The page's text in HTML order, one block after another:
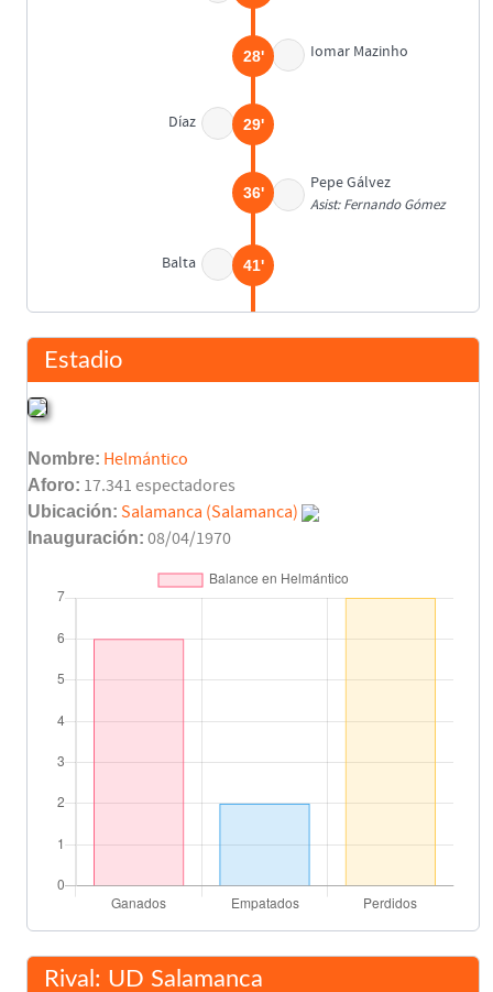
Iomar Mazinho
28'
Díaz 29'
Pepe Gálvez
Asist: Fernando Gómez
36'
Balta 41'
42'
Medina
Villafañé
Carlos
76'
Lubo Penev
Balta
Final del partido 90'
Estadio
Nombre: Helmántico
Aforo: 17.341 espectadores
Ubicación: Salamanca (Salamanca)
Inauguración: 08/04/1970
Rival: UD Salamanca